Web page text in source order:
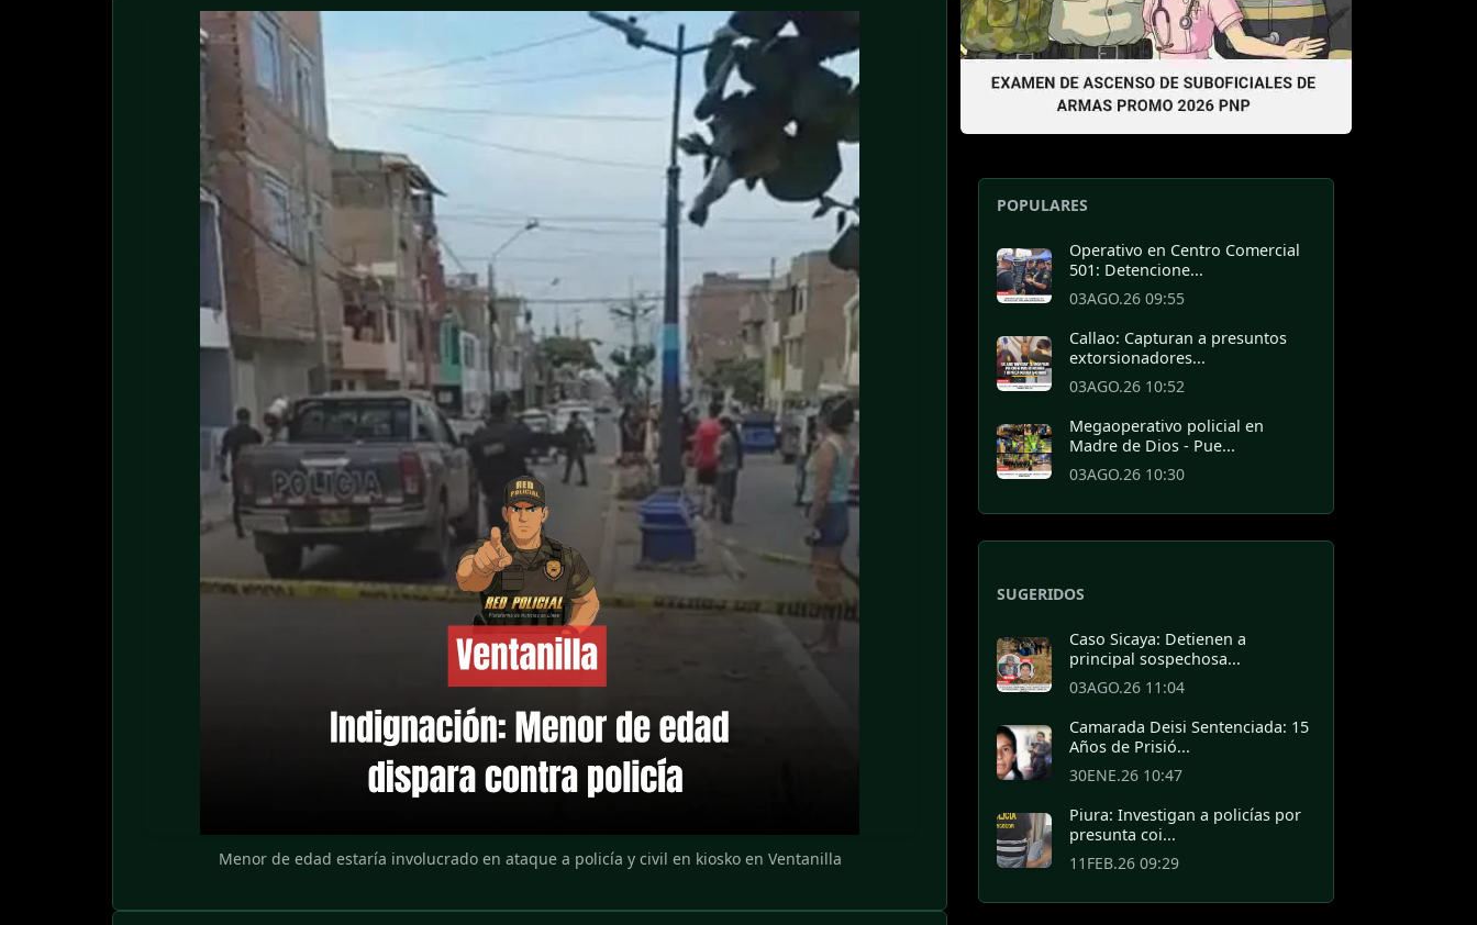
Menor de edad estaría involucrado en ataque a policía y civil en kiosko en Ventanilla
POPULARES
Operativo en Centro Comercial
501: Detencione...
03AGO.26 09:55
Callao: Capturan a presuntos
extorsionadores...
03AGO.26 10:52
Megaoperativo policial en
Madre de Dios - Pue...
03AGO.26 10:30
SUGERIDOS
Caso Sicaya: Detienen a
principal sospechosa...
03AGO.26 11:04
Camarada Deisi Sentenciada: 15
Años de Prisió...
30ENE.26 10:47
Piura: Investigan a policías por
presunta coi...
11FEB.26 09:29